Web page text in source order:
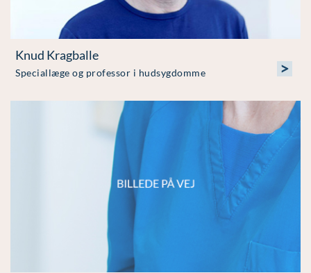
Knud Kragballe
Speciallæge og professor i hudsygdomme >